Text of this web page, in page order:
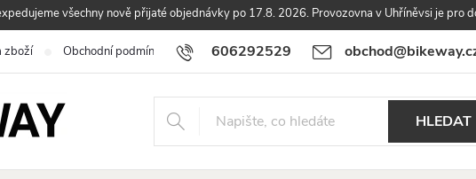
všechny nově přijaté objednávky po 17.8. 2026. Provozovna v Uhříněvsi je pro
606292529
zboží Obchodní podmínky Podmínky ochrany osobních údajů Vrácení a
HLEDAT